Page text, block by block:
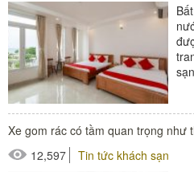
Xe gom rác có tầm quan trọng như
12,597
Tin tức khách sạn